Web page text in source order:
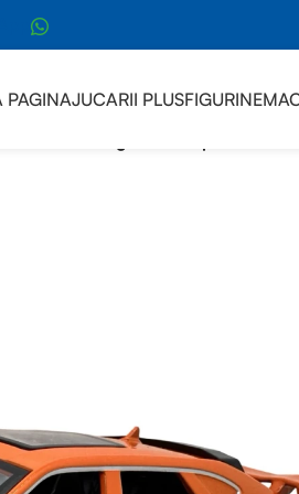
PAGINAJUCARII PLUSFIGURINE